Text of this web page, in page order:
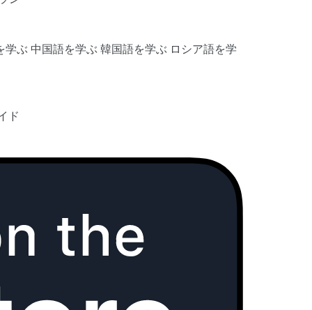
学ぶ 中国語を学ぶ 韓国語を学ぶ ロシア語を学
ド